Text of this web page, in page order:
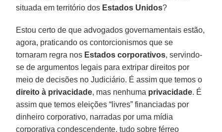
situada em território dos Estados Unidos?
Estou certo de que advogados governamentais estão,
agora, praticando os contorcionismos que se
tornaram regra nos Estados corporativos, servindo-
se de argumentos legais para extripar direitos por
meio de decisões no Judiciário. É assim que temos o
direito à privacidade, mas nenhuma privacidade. É
assim que temos eleições “livres” financiadas por
dinheiro corporativo, narradas por uma mídia
corporativa condescendente, tudo sobre férreo